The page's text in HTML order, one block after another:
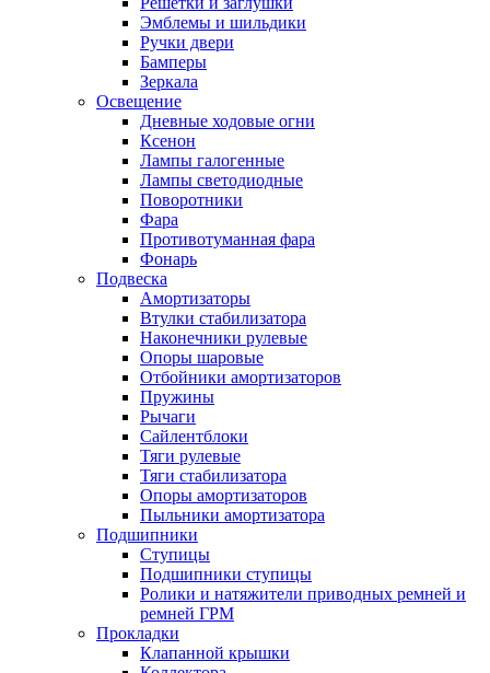
Эмблемы и шильдики
Ручки двери
Бамперы
Зеркала
Освещение
Дневные ходовые огни
Ксенон
Лампы галогенные
Лампы светодиодные
Поворотники
Фара
Противотуманная фара
Фонарь
Подвеска
Амортизаторы
Втулки стабилизатора
Наконечники рулевые
Опоры шаровые
Отбойники амортизаторов
Пружины
Рычаги
Сайлентблоки
Тяги рулевые
Тяги стабилизатора
Опоры амортизаторов
Пыльники амортизатора
Подшипники
Ступицы
Подшипники ступицы
Ролики и натяжители приводных ремней и
ремней ГРМ
Прокладки
Клапанной крышки